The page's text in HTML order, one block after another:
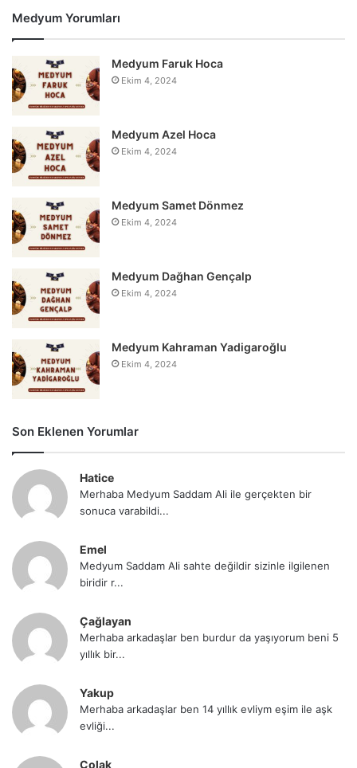
Medyum Yorumları
Medyum Faruk Hoca
Ekim 4, 2024
Medyum Azel Hoca
Ekim 4, 2024
Medyum Samet Dönmez
Ekim 4, 2024
Medyum Dağhan Gençalp
Ekim 4, 2024
Medyum Kahraman Yadigaroğlu
Ekim 4, 2024
Son Eklenen Yorumlar
Hatice
Merhaba Medyum Saddam Ali ile gerçekten bir
sonuca varabildi...
Emel
Medyum Saddam Ali sahte değildir sizinle ilgilenen
biridir r...
Çağlayan
Merhaba arkadaşlar ben burdur da yaşıyorum beni 5
yıllık bir...
Yakup
Merhaba arkadaşlar ben 14 yıllık evliym eşim ile aşk
evliği...
Çolak